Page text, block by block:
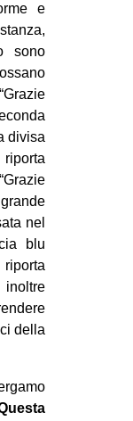
e
sono
divisa
nel
blu
riporta
della